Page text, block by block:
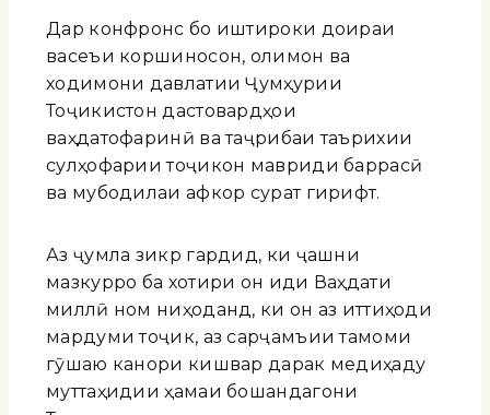
Дар конфронс бо иштироки доираи
васеъи коршиносон, олимон ва
ходимони давлатии Ҷумҳурии
Тоҷикистон дастовардҳои
ваҳдатофаринӣ ва таҷрибаи таърихии
сулҳофарии тоҷикон мавриди баррасӣ
ва мубодилаи афкор сурат гирифт.
Аз ҷумла зикр гардид, ки ҷашни
мазкурро ба хотири он иди Ваҳдати
миллӣ ном ниҳоданд, ки он аз иттиҳоди
мардуми тоҷик, аз сарҷамъии тамоми
гӯшаю канори кишвар дарак медиҳаду
муттаҳидии ҳамаи бошандагони